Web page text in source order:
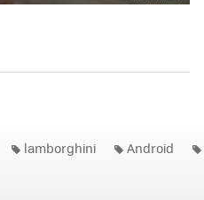
lamborghini Android